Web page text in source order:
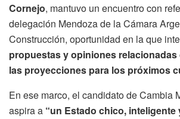
Cornejo, mantuvo un encuentro con
delegación Mendoza de la Cámara
Construcción, oportunidad en la que
propuestas y opiniones
las proyecciones para los próximos
En ese marco, el candidato de Cambia
aspira a “un Estado chico, inteligente